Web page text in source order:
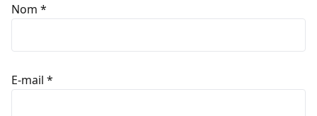
Nom *
E-mail *